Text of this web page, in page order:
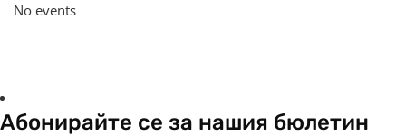
No events
Абонирайте се за нашия бюлетин